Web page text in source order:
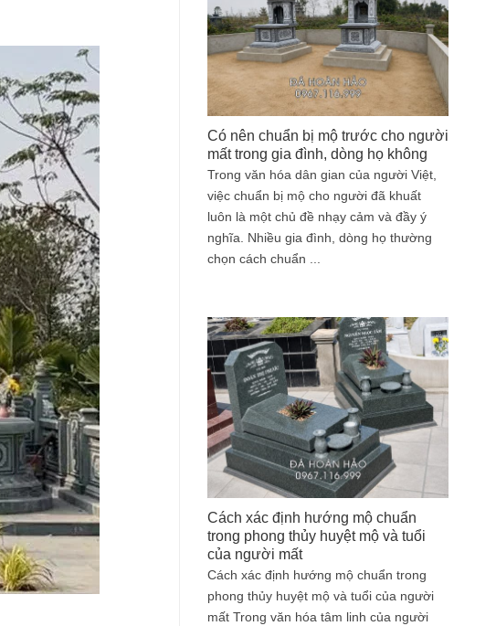
Có nên chuẩn bị mộ trước cho người
mất trong gia đình, dòng họ không
Trong văn hóa dân gian của người Việt,
việc chuẩn bị mộ cho người đã khuất
luôn là một chủ đề nhạy cảm và đầy ý
nghĩa. Nhiều gia đình, dòng họ thường
chọn cách chuẩn ...
Cách xác định hướng mộ chuẩn
trong phong thủy huyệt mộ và tuổi
của người mất
Cách xác định hướng mộ chuẩn trong
phong thủy huyệt mộ và tuổi của người
mất Trong văn hóa tâm linh của người